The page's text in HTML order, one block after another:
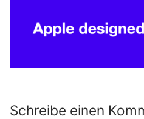
Schreibe einen